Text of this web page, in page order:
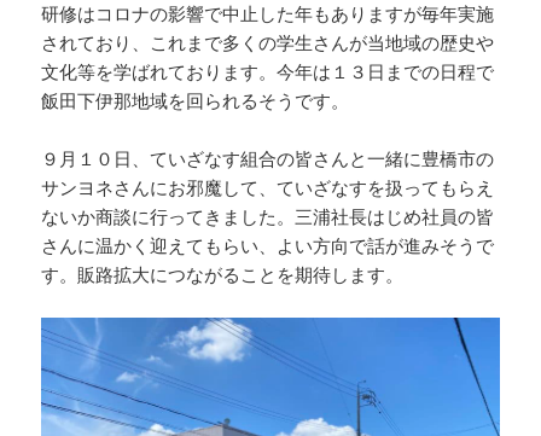
研修はコロナの影響で中止した年もありますが毎年実施
されており、これまで多くの学生さんが当地域の歴史や
文化等を学ばれております。今年は１３日までの日程で
飯田下伊那地域を回られるそうです。
９月１０日、ていざなす組合の皆さんと一緒に豊橋市の
サンヨネさんにお邪魔して、ていざなすを扱ってもらえ
ないか商談に行ってきました。三浦社長はじめ社員の皆
さんに温かく迎えてもらい、よい方向で話が進みそうで
す。販路拡大につながることを期待します。